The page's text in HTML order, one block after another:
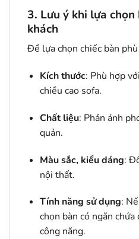
3. Lưu ý khi lựa
khách
Để lựa chọn chiếc bàn
Kích thước: Phù hợp
chiều cao sofa.
Chất liệu: Phản ánh
quản.
Màu sắc, kiểu dáng:
nội thất.
Tính năng sử dụng:
chọn bàn có ngăn
công năng.